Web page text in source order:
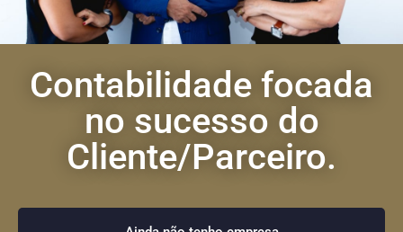
Contabilidade focada
no sucesso do
Cliente/Parceiro.